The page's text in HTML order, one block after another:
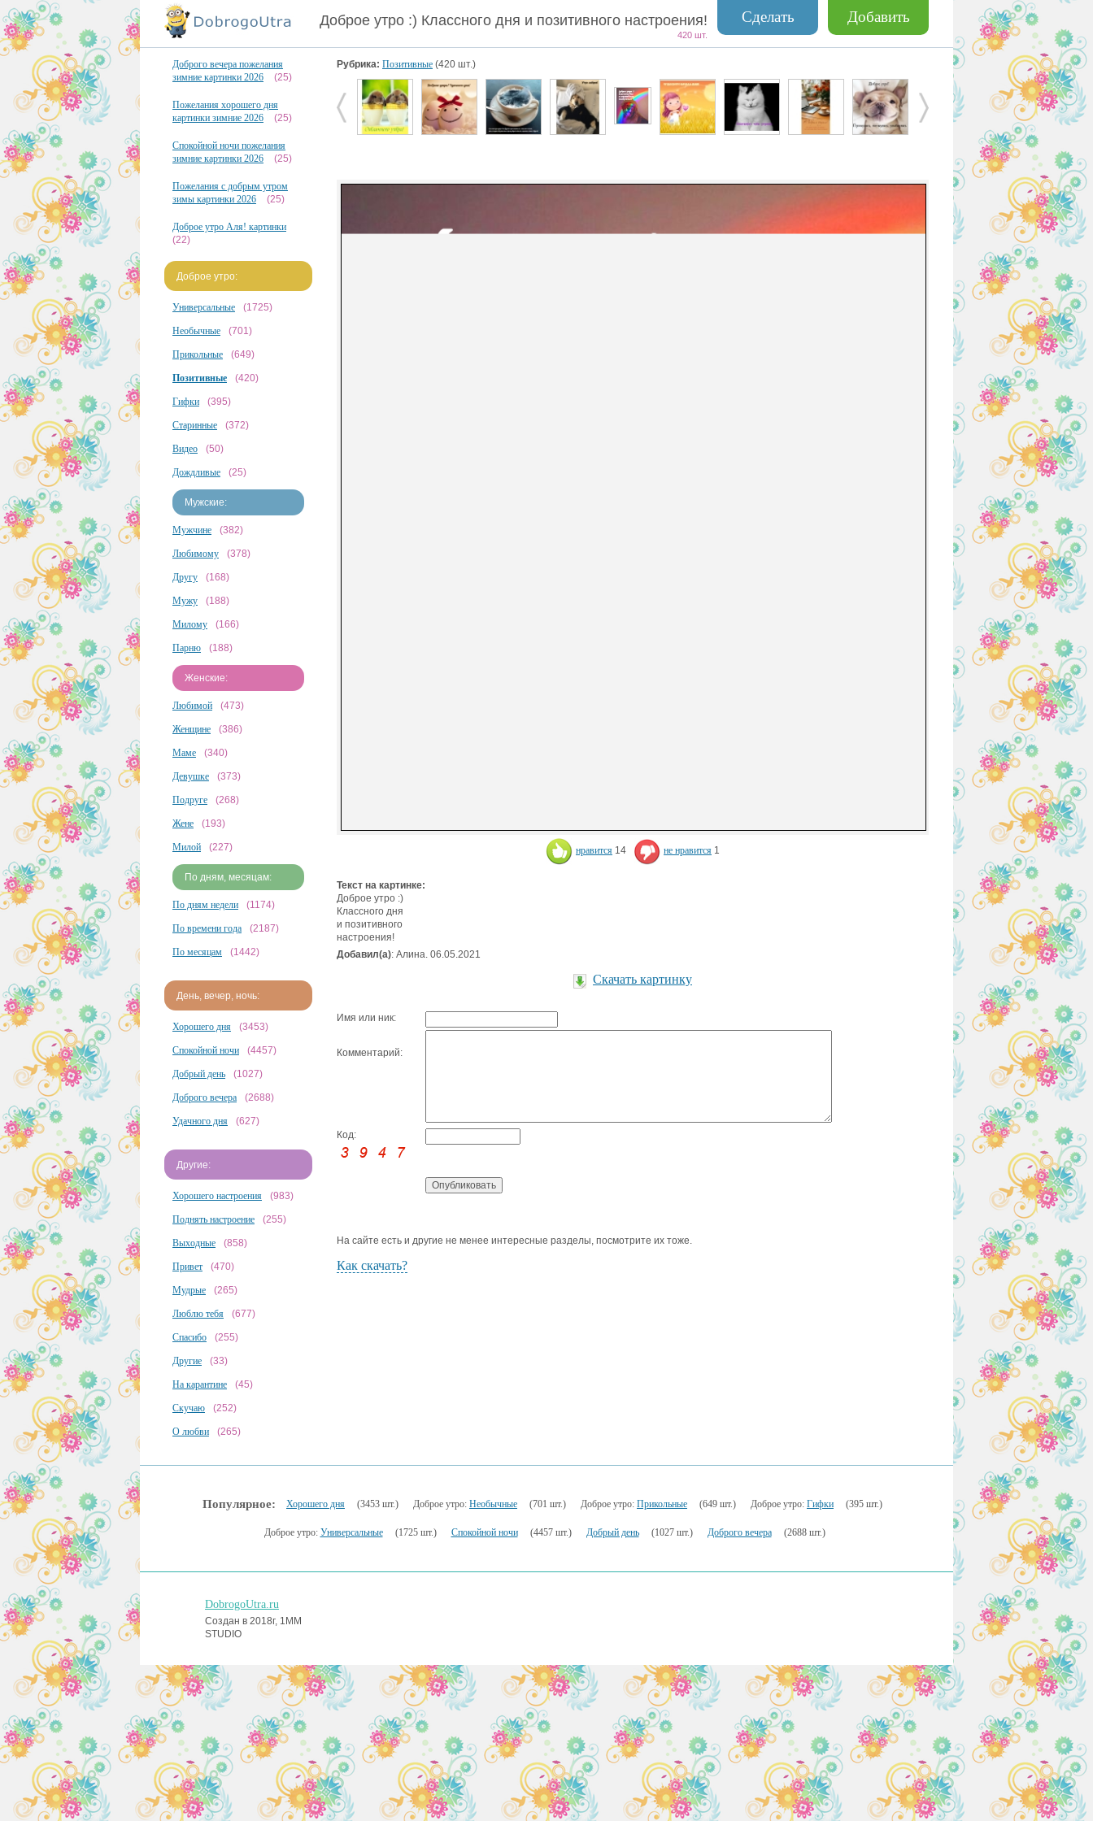
Добавить
Сделать
Доброе утро :) Классного дня и позитивного настроения!
420 шт.
Доброго вечера пожелания
зимние картинки 2026
(25)
Пожелания хорошего дня
картинки зимние 2026
(25)
Спокойной ночи пожелания
зимние картинки 2026
(25)
Пожелания с добрым утром
зимы картинки 2026
(25)
Доброе утро Аля! картинки
(22)
Доброе утро:
Универсальные (1725)
Необычные (701)
Прикольные (649)
Позитивные (420)
Гифки (395)
Старинные (372)
Видео (50)
Дождливые (25)
Мужские:
Мужчине (382)
Любимому (378)
Другу (168)
Мужу (188)
Милому (166)
Парню (188)
Женские:
Любимой (473)
Женщине (386)
Маме (340)
Девушке (373)
Подруге (268)
Жене (193)
Милой (227)
По дням, месяцам:
По дням недели (1174)
По времени года (2187)
По месяцам (1442)
День, вечер, ночь:
Хорошего дня (3453)
Спокойной ночи (4457)
Добрый день (1027)
Доброго вечера (2688)
Удачного дня (627)
Другие:
Хорошего настроения (983)
Поднять настроение (255)
Выходные (858)
Привет (470)
Мудрые (265)
Люблю тебя (677)
Спасибо (255)
Другие (33)
На карантине (45)
Скучаю (252)
О любви (265)
Рубрика: Позитивные (420 шт.)
нравится 14 не нравится 1
Текст на картинке:
Доброе утро :)
Классного дня
и позитивного
настроения!
Добавил(а): Алина. 06.05.2021
Скачать картинку
Имя или ник:
Комментарий:
Код:
На сайте есть и другие не менее интересные разделы, посмотрите их тоже.
Как скачать?
Популярное: Хорошего дня (3453 шт.) Доброе утро: Необычные (701 шт.) Доброе утро: Прикольные (649 шт.) Доброе утро: Гифки (395 шт.)
Доброе утро: Универсальные (1725 шт.) Спокойной ночи (4457 шт.) Добрый день (1027 шт.) Доброго вечера (2688 шт.)
DobrogoUtra.ru
Создан в 2018г, 1MM
STUDIO